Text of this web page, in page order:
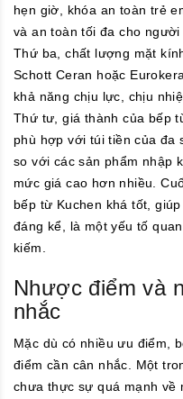
hẹn giờ, khóa an toàn trẻ
và an toàn tối đa cho người
Thứ ba, chất lượng mặt
Schott Ceran hoặc
khả năng chịu lực, chịu
Thứ tư, giá thành của bếp
phù hợp với túi tiền của đa
so với các sản phẩm nhập
mức giá cao hơn nhiều.
bếp từ Kuchen khá tốt,
đáng kể, là một yếu tố
kiếm.
Nhược điểm và
nhắc
Mặc dù có nhiều ưu điểm,
điểm cần cân nhắc. Một
chưa thực sự quá mạnh về